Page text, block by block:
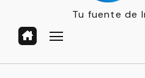
Tu fuente de